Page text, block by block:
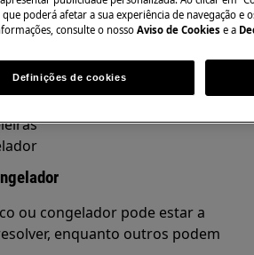
ou congelador pode estar a
enquanto outros podem
que poderá afetar a sua experiência de navegação e
consulte o nosso Aviso de Cookies e a
Definições de cookies